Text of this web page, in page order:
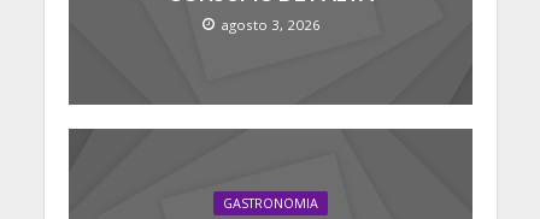
agosto 3, 2026
GASTRONOMIA